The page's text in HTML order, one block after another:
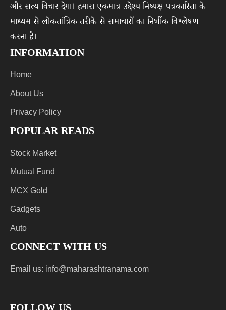
और सत्य विचार देगा। हमारा एकमात्र उद्देश्य निष्पक्ष पत्रकारिता के
माध्यम से लोकतांत्रिक तरीके से समाचारों का निर्भीक विश्लेषण
करना है।
INFORMATION
Home
About Us
Privacy Policy
POPULAR READS
Stock Market
Mutual Fund
MCX Gold
Gadgets
Auto
CONNECT WITH US
Email us: info@maharashtranama.com